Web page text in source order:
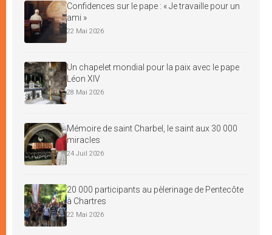
Confidences sur le pape : « Je travaille pour un
ami »
22 Mai 2026
Un chapelet mondial pour la paix avec le pape
Léon XIV
28 Mai 2026
Mémoire de saint Charbel, le saint aux 30 000
miracles
24 Juil 2026
20 000 participants au pèlerinage de Pentecôte
à Chartres
22 Mai 2026